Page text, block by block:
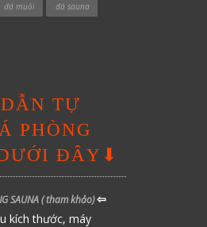
đá muối đá sauna
TỰ
PHÒNG
ĐÂY⬇
SAUNA( tham khảo)⇦
kích thước, máy